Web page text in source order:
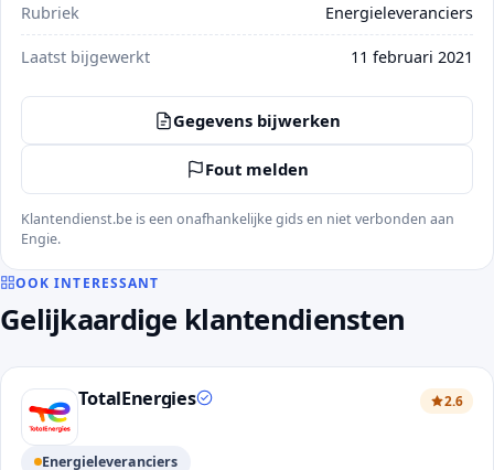
Rubriek Energieleveranciers
Laatst bijgewerkt 11 februari 2021
Gegevens bijwerken
Fout melden
Klantendienst.be is een onafhankelijke gids en niet verbonden aan
Engie.
OOK INTERESSANT
Gelijkaardige klantendiensten
TotalEnergies 2.6
Energieleveranciers